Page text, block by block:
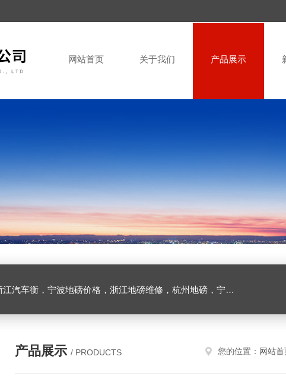
网站首页 关于我们 产品展示
车衡，宁波地磅价格，浙江地磅维修，杭州地磅，宁波地磅，湖州地磅
产品展示 / PRODUCTS 您的位置： 网站